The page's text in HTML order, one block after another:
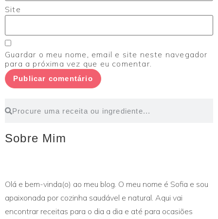
Site
Guardar o meu nome, email e site neste navegador
para a próxima vez que eu comentar.
Sobre Mim
Olá e bem-vinda(o) ao meu blog. O meu nome é Sofia e sou
apaixonada por cozinha saudável e natural. Aqui vai
encontrar receitas para o dia a dia e até para ocasiões